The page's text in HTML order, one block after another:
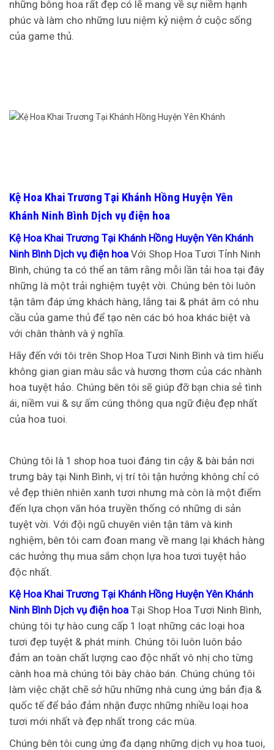
những bông hoa rất đẹp có lẽ mang về sự niềm hạnh
phúc và làm cho những lưu niệm kỷ niệm ở cuộc sống
của game thủ.
Kệ Hoa Khai Trương Tại Khánh Hồng Huyện Yên
Khánh Ninh Bình Dịch vụ điện hoa
Kệ Hoa Khai Trương Tại Khánh Hồng Huyện Yên Khánh
Ninh Bình Dịch vụ điện hoa Với Shop Hoa Tươi Tỉnh Ninh
Bình, chúng ta có thể an tâm rằng mỗi lần tải hoa tại đây
những là một trải nghiệm tuyệt vời. Chúng bên tôi luôn
tận tâm đáp ứng khách hàng, lắng tai & phát âm có nhu
cầu của game thủ để tạo nên các bó hoa khác biệt và
với chân thành và ý nghĩa.
Hãy đến với tôi trên Shop Hoa Tươi Ninh Bình và tìm hiểu
không gian gian màu sắc và hương thơm của các nhành
hoa tuyệt hảo. Chúng bên tôi sẽ giúp đỡ bạn chia sẻ tình
ái, niềm vui & sự ấm cúng thông qua ngữ điệu đẹp nhất
của hoa tuoi.
Chúng tôi là 1 shop hoa tuoi đáng tin cậy & bài bản nơi
trưng bày tại Ninh Bình, vị trí tôi tận hưởng không chỉ có
vẻ đẹp thiên nhiên xanh tươi nhưng mà còn là một điểm
đến lựa chọn văn hóa truyền thống có những di sản
tuyệt vời. Với đội ngũ chuyên viên tận tâm và kinh
nghiệm, bên tôi cam đoan mang về mang lại khách hàng
các hưởng thụ mua sắm chọn lựa hoa tươi tuyệt hảo
độc nhất.
Kệ Hoa Khai Trương Tại Khánh Hồng Huyện Yên Khánh
Ninh Bình Dịch vụ điện hoa Tại Shop Hoa Tươi Ninh Bình,
chúng tôi tự hào cung cấp 1 loạt những các loại hoa
tươi đẹp tuyệt & phát minh. Chúng tôi luôn luôn bảo
đảm an toàn chất lượng cao độc nhất vô nhị cho từng
cành hoa mà chúng tôi bày chào bán. Chúng chúng tôi
làm việc chặt chẽ sở hữu những nhà cung ứng bản địa &
quốc tế để bảo đảm nhận được những nhiều loại hoa
tươi mới nhất và đẹp nhất trong các mùa.
Chúng bên tôi cung ứng đa dạng những dịch vụ hoa tuoi,